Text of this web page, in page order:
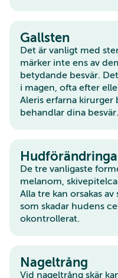
Gallsten
Det är vanligt med
märker inte ens av
betydande besvär.
i magen, ofta efter
Aleris erfarna
behandlar dina besvär.
De tre vanligaste
melanom,
Alla tre kan orsakas
som skadar hudens
okontrollerat.
Nageltrång
Vid nageltrång skär